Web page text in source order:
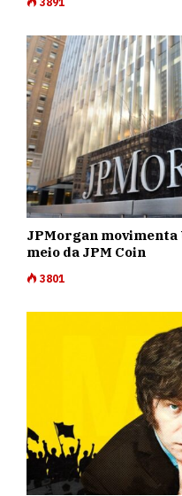
JPMorgan movimenta
meio da JPM Coin
3801